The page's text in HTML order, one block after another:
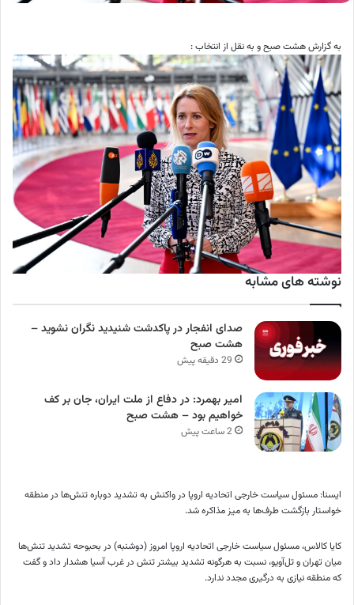
به گزارش هشت صبح و به نقل از انتخاب :
نوشته های مشابه
صدای انفجار در پاکدشت شنیدید نگران نشوید –
هشت صبح
29 دقیقه پیش
امیر بهمرد: در دفاع از ملت ایران، جان بر کف
خواهیم بود – هشت صبح
2 ساعت پیش
ایسنا: مسئول سیاست خارجی اتحادیه اروپا در واکنش به تشدید دوباره تنش‌ها در منطقه
خواستار بازگشت طرف‌ها به میز مذاکره شد.
کایا کالاس، مسئول سیاست خارجی اتحادیه اروپا امروز (دوشنبه) در بحبوحه تشدید تنش‌ها
میان تهران و تل‌آویو، نسبت به هرگونه تشدید بیشتر تنش در غرب آسیا هشدار داد و گفت
که منطقه نیازی به درگیری مجدد ندارد.